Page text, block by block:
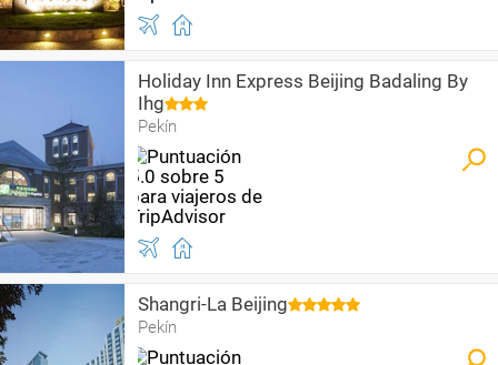
Holiday Inn Express Beijing Badaling By
Ihg
Pekín
Shangri-La Beijing
Pekín